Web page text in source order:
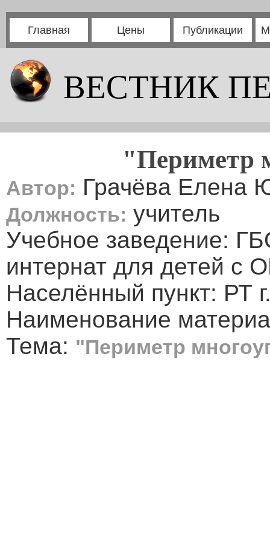
Главная Цены Публикации
ВЕСТНИК
"Периметр
Автор: Грачёва Елена
Должность: учитель
Учебное заведение:
интернат для детей с
Населённый пункт: РТ
Наименование
Тема: "Периметр